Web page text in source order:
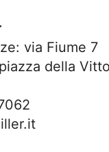
via Fiume 7
della